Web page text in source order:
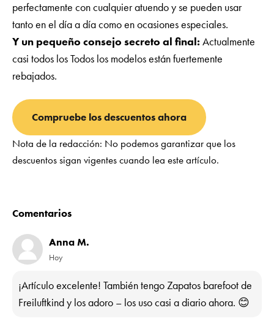
perfectamente con cualquier atuendo y se pueden usar
tanto en el día a día como en ocasiones especiales.
Y un pequeño consejo secreto al final: Actualmente
casi todos los Todos los modelos están fuertemente
rebajados.
Compruebe los descuentos ahora
Nota de la redacción: No podemos garantizar que los
descuentos sigan vigentes cuando lea este artículo.
Comentarios
Anna M.
Hoy
¡Artículo excelente! También tengo Zapatos barefoot de
Freiluftkind y los adoro – los uso casi a diario ahora. 😊